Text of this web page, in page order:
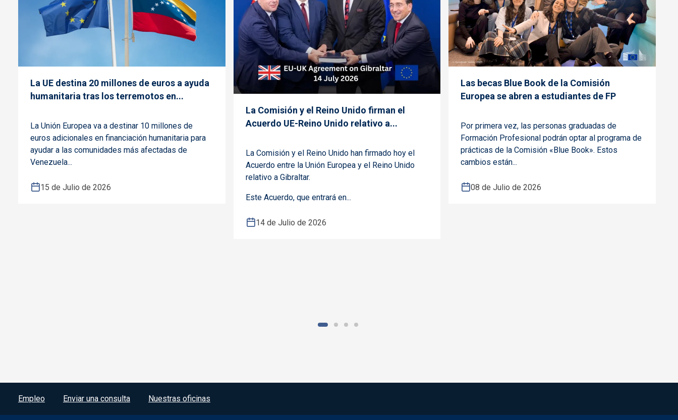
La UE destina 20 millones de euros a ayuda
humanitaria tras los terremotos en...
La Unión Europea va a destinar 10 millones de
euros adicionales en financiación humanitaria para
ayudar a las comunidades más afectadas de
Venezuela...
15 de Julio de 2026
La Comisión y el Reino Unido firman el
Acuerdo UE-Reino Unido relativo a...
La Comisión y el Reino Unido han firmado hoy el
Acuerdo entre la Unión Europea y el Reino Unido
relativo a Gibraltar.
Este Acuerdo, que entrará en...
14 de Julio de 2026
Las becas Blue Book de la Comisión
Europea se abren a estudiantes de FP
Por primera vez, las personas graduadas de
Formación Profesional podrán optar al programa de
prácticas de la Comisión «Blue Book». Estos
cambios están...
08 de Julio de 2026
Menú del pie
Empleo Enviar una consulta Nuestras oficinas